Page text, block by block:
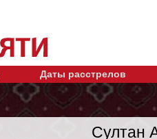
Даты расстрелов
Султан